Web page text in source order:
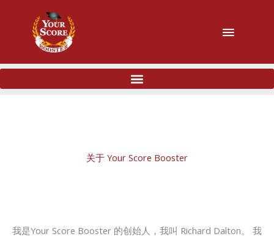
菜
单
关于 Your Score Booster
我是Your Score Booster 的创始人，我叫 Richard Dalton。 我